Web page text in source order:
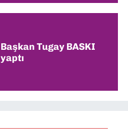
Başkan Tugay BASKI
yaptı